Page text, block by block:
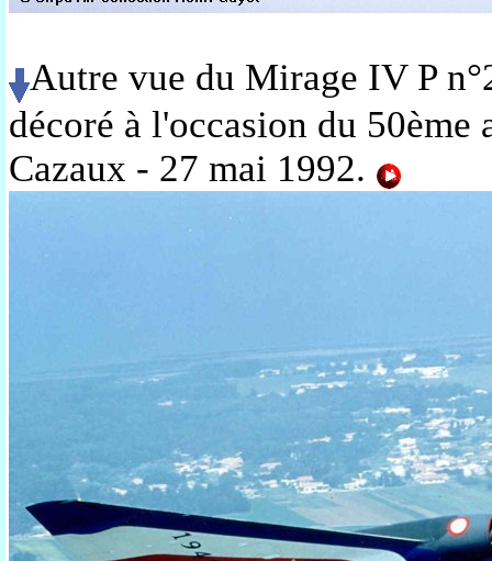
Autre vue du Mirage IV P
décoré à l'occasion du
Cazaux - 27 mai 1992.